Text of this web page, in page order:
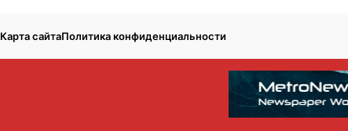
Карта сайтаПолитика конфиденциальности